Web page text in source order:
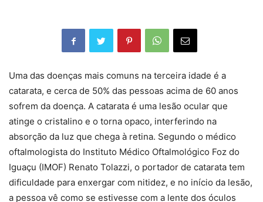
Uma das doenças mais comuns na terceira idade é a
catarata, e cerca de 50% das pessoas acima de 60 anos
sofrem da doença. A catarata é uma lesão ocular que
atinge o cristalino e o torna opaco, interferindo na
absorção da luz que chega à retina. Segundo o médico
oftalmologista do Instituto Médico Oftalmológico Foz do
Iguaçu (IMOF) Renato Tolazzi, o portador de catarata tem
dificuldade para enxergar com nitidez, e no início da lesão,
a pessoa vê como se estivesse com a lente dos óculos